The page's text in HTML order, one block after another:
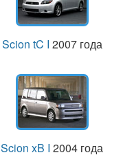
Scion tC I 2007 года
Scion xB I 2004 года